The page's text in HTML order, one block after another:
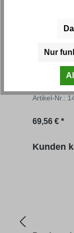
Artikel-Nr.:
Regulärer
69,56 € *
Kunden
Nur